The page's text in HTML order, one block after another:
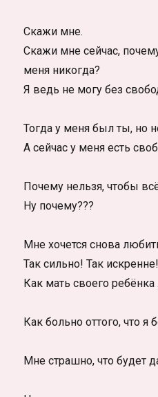
Скажи мне.
Скажи мне сейчас,
меня никогда?
Я ведь не могу без
Тогда у меня был ты, но
А сейчас у меня есть
Почему нельзя, чтобы
Ну почему???
Мне хочется снова
Так сильно! Так искренне!
Как мать своего
Как больно оттого, что
Мне страшно, что будет